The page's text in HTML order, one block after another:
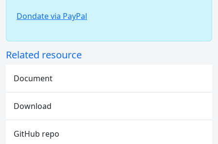
Dondate via PayPal
Related resource
Document
Download
GitHub repo